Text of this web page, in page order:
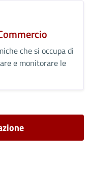
che si occupa di
e monitorare le